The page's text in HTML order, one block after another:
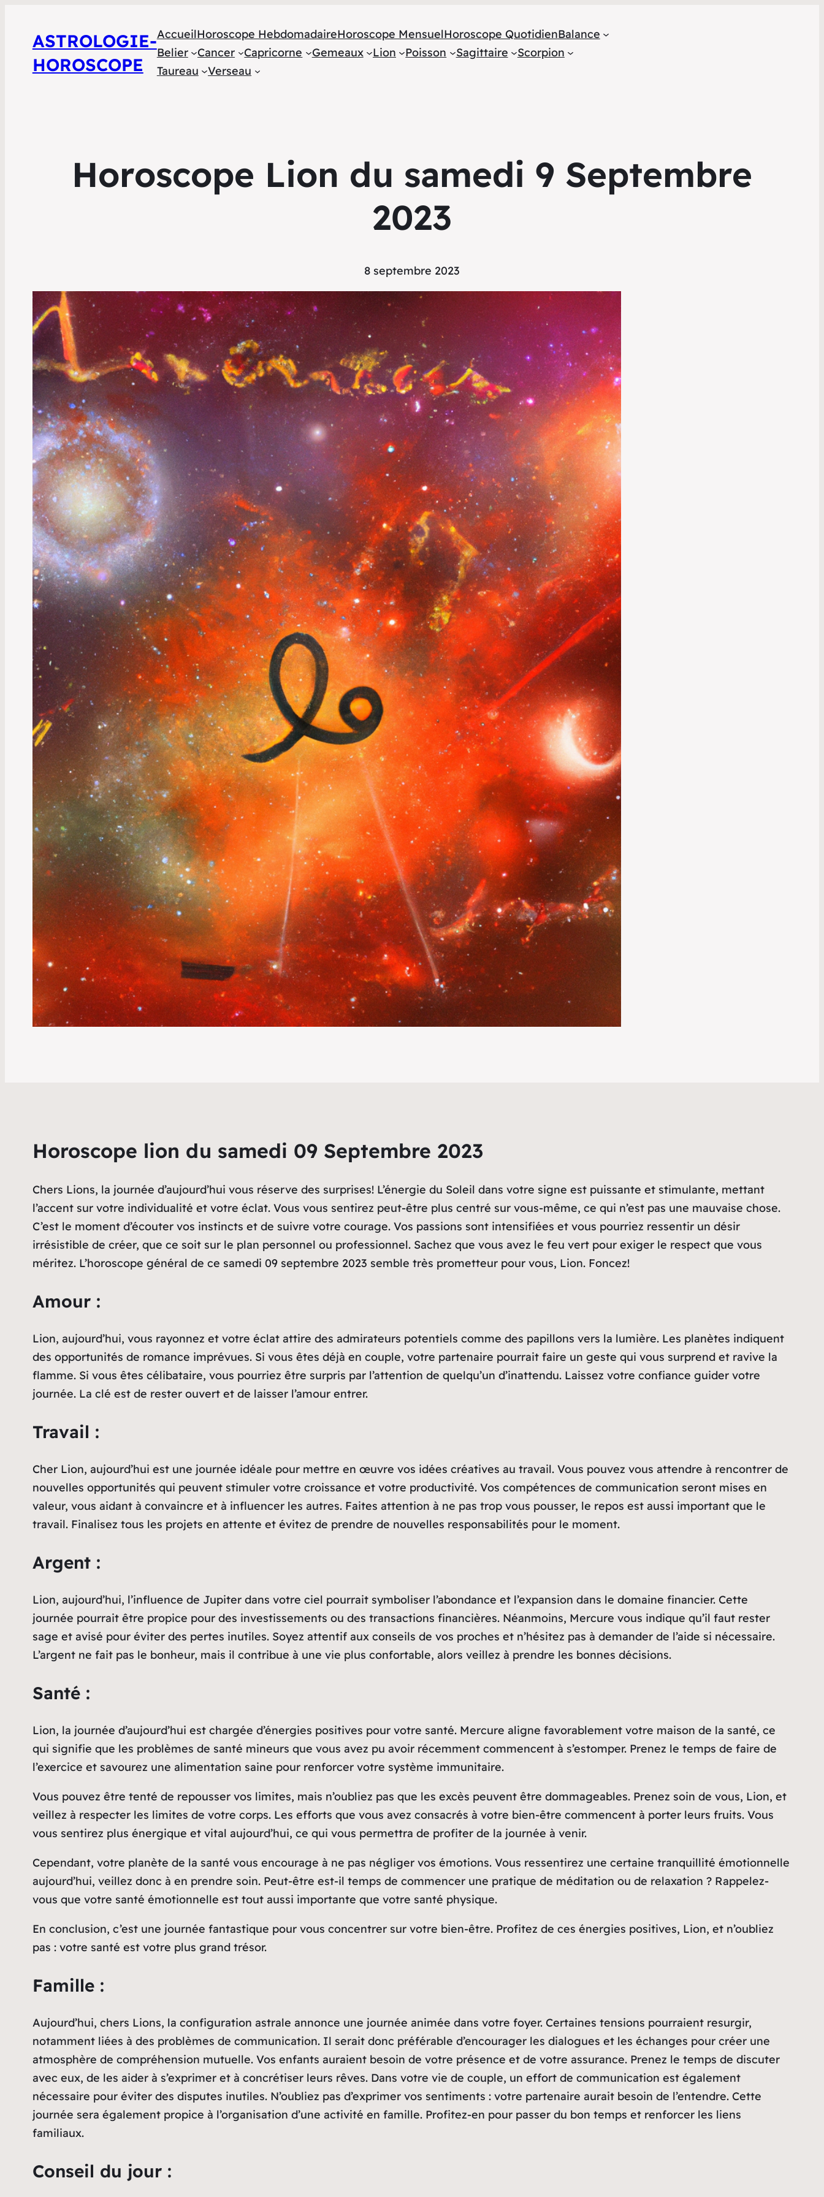
ASTROLOGIE-
HOROSCOPE
AccueilHoroscope HebdomadaireHoroscope MensuelHoroscope QuotidienBalance
Belier
Cancer Capricorne Gemeaux Lion Poisson Sagittaire
Scorpion
Taureau
Verseau
Horoscope Lion du samedi 9 Septembre
2023
8 septembre 2023
Horoscope lion du samedi 09 Septembre 2023
Chers Lions, la journée d’aujourd’hui vous réserve des surprises! L’énergie du Soleil dans votre signe est puissante et stimulante, mettant
l’accent sur votre individualité et votre éclat. Vous vous sentirez peut-être plus centré sur vous-même, ce qui n’est pas une mauvaise chose.
C’est le moment d’écouter vos instincts et de suivre votre courage. Vos passions sont intensifiées et vous pourriez ressentir un désir
irrésistible de créer, que ce soit sur le plan personnel ou professionnel. Sachez que vous avez le feu vert pour exiger le respect que vous
méritez. L’horoscope général de ce samedi 09 septembre 2023 semble très prometteur pour vous, Lion. Foncez!
Amour :
Lion, aujourd’hui, vous rayonnez et votre éclat attire des admirateurs potentiels comme des papillons vers la lumière. Les planètes indiquent
des opportunités de romance imprévues. Si vous êtes déjà en couple, votre partenaire pourrait faire un geste qui vous surprend et ravive la
flamme. Si vous êtes célibataire, vous pourriez être surpris par l’attention de quelqu’un d’inattendu. Laissez votre confiance guider votre
journée. La clé est de rester ouvert et de laisser l’amour entrer.
Travail :
Cher Lion, aujourd’hui est une journée idéale pour mettre en œuvre vos idées créatives au travail. Vous pouvez vous attendre à rencontrer de
nouvelles opportunités qui peuvent stimuler votre croissance et votre productivité. Vos compétences de communication seront mises en
valeur, vous aidant à convaincre et à influencer les autres. Faites attention à ne pas trop vous pousser, le repos est aussi important que le
travail. Finalisez tous les projets en attente et évitez de prendre de nouvelles responsabilités pour le moment.
Argent :
Lion, aujourd’hui, l’influence de Jupiter dans votre ciel pourrait symboliser l’abondance et l’expansion dans le domaine financier. Cette
journée pourrait être propice pour des investissements ou des transactions financières. Néanmoins, Mercure vous indique qu’il faut rester
sage et avisé pour éviter des pertes inutiles. Soyez attentif aux conseils de vos proches et n’hésitez pas à demander de l’aide si nécessaire.
L’argent ne fait pas le bonheur, mais il contribue à une vie plus confortable, alors veillez à prendre les bonnes décisions.
Santé :
Lion, la journée d’aujourd’hui est chargée d’énergies positives pour votre santé. Mercure aligne favorablement votre maison de la santé, ce
qui signifie que les problèmes de santé mineurs que vous avez pu avoir récemment commencent à s’estomper. Prenez le temps de faire de
l’exercice et savourez une alimentation saine pour renforcer votre système immunitaire.
Vous pouvez être tenté de repousser vos limites, mais n’oubliez pas que les excès peuvent être dommageables. Prenez soin de vous, Lion, et
veillez à respecter les limites de votre corps. Les efforts que vous avez consacrés à votre bien-être commencent à porter leurs fruits. Vous
vous sentirez plus énergique et vital aujourd’hui, ce qui vous permettra de profiter de la journée à venir.
Cependant, votre planète de la santé vous encourage à ne pas négliger vos émotions. Vous ressentirez une certaine tranquillité émotionnelle
aujourd’hui, veillez donc à en prendre soin. Peut-être est-il temps de commencer une pratique de méditation ou de relaxation ? Rappelez-
vous que votre santé émotionnelle est tout aussi importante que votre santé physique.
En conclusion, c’est une journée fantastique pour vous concentrer sur votre bien-être. Profitez de ces énergies positives, Lion, et n’oubliez
pas : votre santé est votre plus grand trésor.
Famille :
Aujourd’hui, chers Lions, la configuration astrale annonce une journée animée dans votre foyer. Certaines tensions pourraient resurgir,
notamment liées à des problèmes de communication. Il serait donc préférable d’encourager les dialogues et les échanges pour créer une
atmosphère de compréhension mutuelle. Vos enfants auraient besoin de votre présence et de votre assurance. Prenez le temps de discuter
avec eux, de les aider à s’exprimer et à concrétiser leurs rêves. Dans votre vie de couple, un effort de communication est également
nécessaire pour éviter des disputes inutiles. N’oubliez pas d’exprimer vos sentiments : votre partenaire aurait besoin de l’entendre. Cette
journée sera également propice à l’organisation d’une activité en famille. Profitez-en pour passer du bon temps et renforcer les liens
familiaux.
Conseil du jour :